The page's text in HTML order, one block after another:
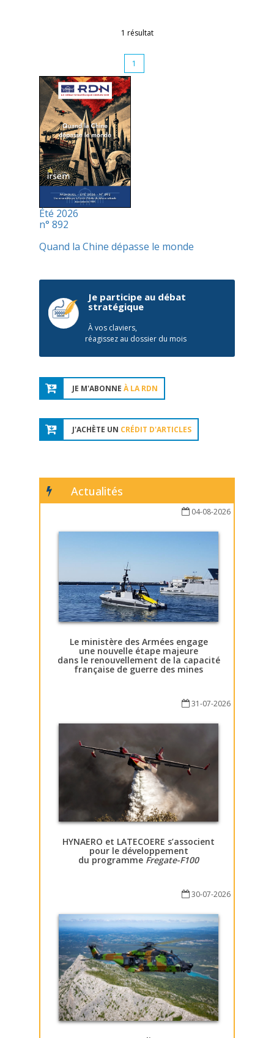
1 résultat
1
Été 2026
n° 892
Quand la Chine dépasse le monde
Je participe au débat
stratégique
À vos claviers,
réagissez au dossier du mois
JE M'ABONNE À LA RDN
J'ACHÈTE UN CRÉDIT D'ARTICLES
Actualités
04-08-2026
Le ministère des Armées engage
une nouvelle étape majeure
dans le renouvellement de la capacité
française de guerre des mines
31-07-2026
HYNAERO et LATECOERE s’associent
pour le développement
du programme Fregate-F100
30-07-2026